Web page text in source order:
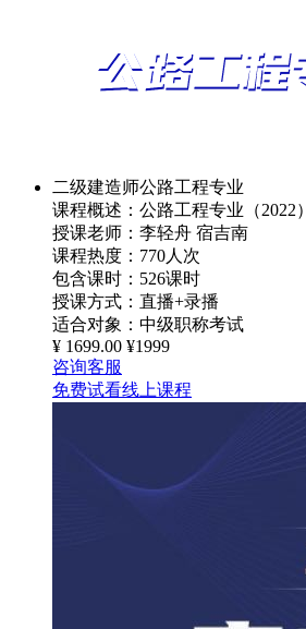
二级建造师公路工程专业
课程概述：公路工程专业（2022）
授课老师： 李轻舟 宿吉南
课程热度： 770人次
包含课时： 526课时
授课方式： 直播+录播
适合对象： 中级职称考试
¥ 1699.00 ¥1999
咨询客服
免费试看线上课程